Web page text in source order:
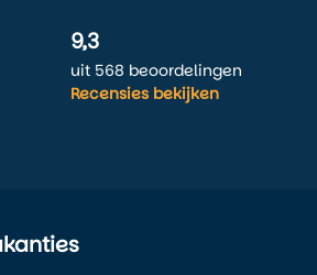
9,3
uit 568 beoordelingen
Recensies bekijken